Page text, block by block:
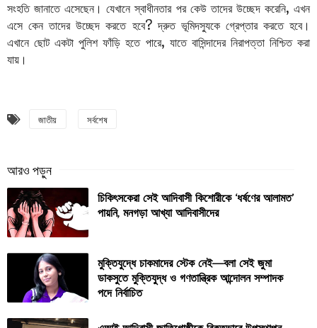
সংহতি জানাতে এসেছেন। যেখানে স্বাধীনতার পর কেউ তাদের উচ্ছেদ করেনি,এখন
এসে কেন তাদের উচ্ছেদ করতে হবে?দ্রুত ভূমিদস্যুকে গ্রেপ্তার করতে হবে।
এখানে ছোট একটা পুলিশ ফাঁড়ি হতে পারে, যাতে বাসিন্দাদের নিরাপত্তা নিশ্চিত করা
যায়।
জাতীয় সর্বশেষ
চিকিৎসকেরা সেই আদিবাসী কিশোরীকে ‘ধর্ষণের আলামত’
পায়নি, মনগড়া আখ্যা আদিবাসীদের
মুক্তিযুদ্ধে চাকমাদের স্টেক নেই—বলা সেই জুমা
ডাকসুতে মুক্তিযুদ্ধ ও গণতান্ত্রিক আন্দোলন সম্পাদক
পদে নির্বাচিত